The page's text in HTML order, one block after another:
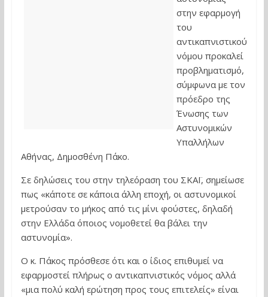
στην εφαρμογή
του
αντικαπνιστικού
νόμου προκαλεί
προβληματισμό,
σύμφωνα με τον
πρόεδρο της
Ένωσης των
Αστυνομικών
Υπαλλήλων
Αθήνας, Δημοσθένη Πάκο.
Σε δηλώσεις του στην τηλεόραση του ΣΚΑΪ, σημείωσε
πως «κάποτε σε κάποια άλλη εποχή, οι αστυνομικοί
μετρούσαν το μήκος από τις μίνι φούστες, δηλαδή
στην Ελλάδα όποιος νομοθετεί θα βάλει την
αστυνομία».
Ο κ. Πάκος πρόσθεσε ότι και ο ίδιος επιθυμεί να
εφαρμοστεί πλήρως ο αντικαπνιστικός νόμος αλλά
«μια πολύ καλή ερώτηση προς τους επιτελείς» είναι